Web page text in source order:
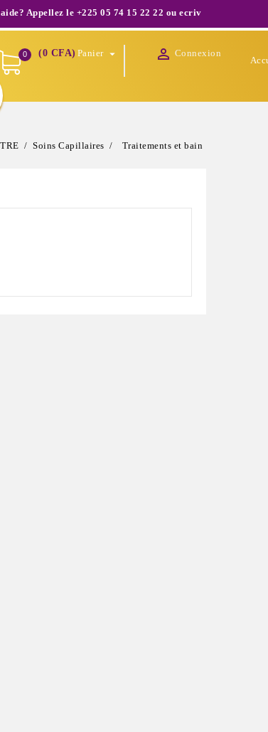
le +225 05 74 15 22 22 ou ecrivez nous à
0 Panier 
(0 CFA)  Connexion
Soins Capillaires Traitements et bain